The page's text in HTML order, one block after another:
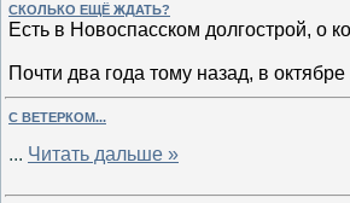
СКОЛЬКО ЕЩЁ ЖДАТЬ?
Есть в Новоспасском долгострой, о
Почти два года тому назад, в
С ВЕТЕРКОМ...
... Читать дальше »